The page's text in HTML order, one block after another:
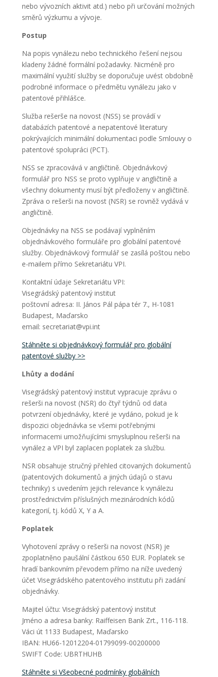
nebo vývozních aktivit atd.) nebo při určování možných
směrů výzkumu a vývoje.
Postup
Na popis vynálezu nebo technického řešení nejsou
kladeny žádné formální požadavky. Nicméně pro
maximální využití služby se doporučuje uvést obdobně
podrobné informace o předmětu vynálezu jako v
patentové přihlášce.
Služba rešerše na novost (NSS) se provádí v
databázích patentové a nepatentové literatury
pokrývajících minimální dokumentaci podle Smlouvy o
patentové spolupráci (PCT).
NSS se zpracovává v angličtině. Objednávkový
formulář pro NSS se proto vyplňuje v angličtině a
všechny dokumenty musí být předloženy v angličtině.
Zpráva o rešerši na novost (NSR) se rovněž vydává v
angličtině.
Objednávky na NSS se podávají vyplněním
objednávkového formuláře pro globální patentové
služby. Objednávkový formulář se zasílá poštou nebo
e-mailem přímo Sekretariátu VPI.
Kontaktní údaje Sekretariátu VPI:
Visegrádský patentový institut
poštovní adresa: II. János Pál pápa tér 7., H-1081
Budapest, Maďarsko
email: secretariat@vpi.int
Stáhněte si objednávkový formulář pro globální
patentové služby >>
Lhůty a dodání
Visegrádský patentový institut vypracuje zprávu o
rešerši na novost (NSR) do čtyř týdnů od data
potvrzení objednávky, které je vydáno, pokud je k
dispozici objednávka se všemi potřebnými
informacemi umožňujícími smysluplnou rešerši na
vynález a VPI byl zaplacen poplatek za službu.
NSR obsahuje stručný přehled citovaných dokumentů
(patentových dokumentů a jiných údajů o stavu
techniky) s uvedením jejich relevance k vynálezu
prostřednictvím příslušných mezinárodních kódů
kategorií, tj. kódů X, Y a A.
Poplatek
Vyhotovení zprávy o rešerši na novost (NSR) je
zpoplatněno paušální částkou 650 EUR. Poplatek se
hradí bankovním převodem přímo na níže uvedený
účet Visegrádského patentového institutu při zadání
objednávky.
Majitel účtu: Visegrádský patentový institut
Jméno a adresa banky: Raiffeisen Bank Zrt., 116-118.
Váci út 1133 Budapest, Maďarsko
IBAN: HU66-12012204-01799099-00200000
SWIFT Code: UBRTHUHB
Stáhněte si Všeobecné podmínky globálních